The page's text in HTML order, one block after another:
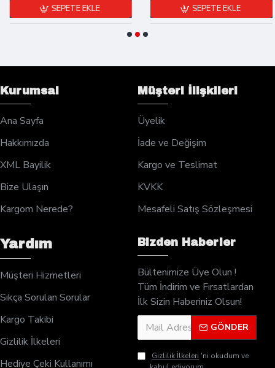
SEPETE EKLE SEPETE EKLE
Kurumsal
Ana Sayfa
Hakkımızda
XML Bayilik
Bize Ulaşın
Kargom Nerede?
Müşteri İlişkileri
Üyelik
İade ve Değişim
Kargo ve Teslimat
KVKK
Mesafeli Satış Sözleşmesi
Yardım
Müşteri Hizmetleri
Sıkça Sorulan Sorular
Kargo Takibi
Gizlilik İlkeleri
Hediye Çeki Kullanımı
Bizden Haberler
Bültenimize Üye Olun !
Tüm İndirim ve Fırsatlardan
İlk Sizin Haberiniz Olsun!
GÖNDER
Gizlilik İlkeleri 'ni okudum ve